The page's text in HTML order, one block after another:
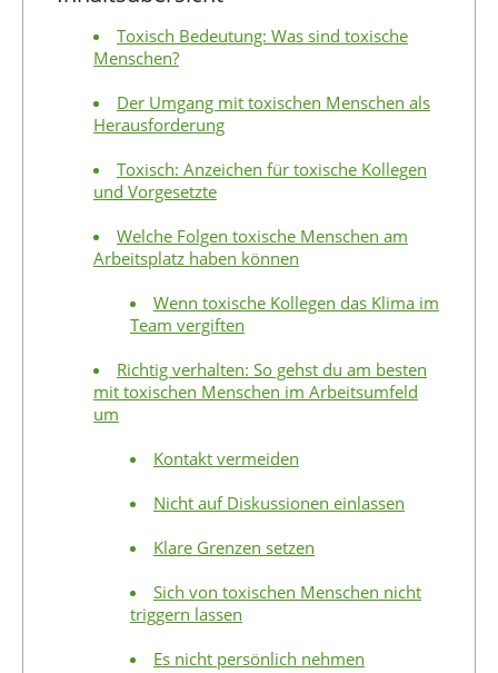
Toxisch Bedeutung: Was sind toxische
Menschen?
Der Umgang mit toxischen Menschen als
Herausforderung
Toxisch: Anzeichen für toxische Kollegen
und Vorgesetzte
Welche Folgen toxische Menschen am
Arbeitsplatz haben können
Wenn toxische Kollegen das Klima im
Team vergiften
Richtig verhalten: So gehst du am besten
mit toxischen Menschen im Arbeitsumfeld
um
Kontakt vermeiden
Nicht auf Diskussionen einlassen
Klare Grenzen setzen
Sich von toxischen Menschen nicht
triggern lassen
Es nicht persönlich nehmen